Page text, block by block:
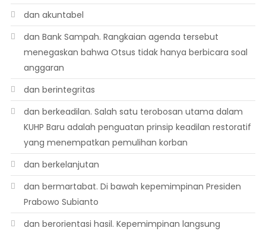
dan akuntabel
dan Bank Sampah. Rangkaian agenda tersebut
menegaskan bahwa Otsus tidak hanya berbicara soal
anggaran
dan berintegritas
dan berkeadilan. Salah satu terobosan utama dalam
KUHP Baru adalah penguatan prinsip keadilan restoratif
yang menempatkan pemulihan korban
dan berkelanjutan
dan bermartabat. Di bawah kepemimpinan Presiden
Prabowo Subianto
dan berorientasi hasil. Kepemimpinan langsung